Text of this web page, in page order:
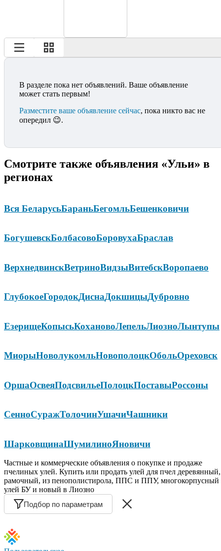
В разделе пока нет объявлений. Ваше объявление
может стать первым!
Разместите ваше объявление сейчас, пока никто вас не
опередил 😉.
Смотрите также объявления «Ульи» в
регионах
Вся БеларусьБараньБегомльБешенковичи
БогушевскБолбасовоБоровухаБраслав
ВерхнедвинскВетриноВидзыВитебскВоропаево
ГлубокоеГородокДиснаДокшицыДубровно
ЕзерищеКопысьКохановоЛепельЛиозноЛынтупы
МиорыНоволукомльНовополоцкОбольОреховск
ОршаОсвеяПодсвильеПолоцкПоставыРоссоны
СенноСуражТолочинУшачиЧашники
ШарковщинаШумилиноЯновичи
Частные и коммерческие объявления о покупке и продаже
пчелиных улей. Купить или продать улей для пчел деревянный,
рамочный, из пенополистирола, ППС и ППУ, многокорпусный
улей БУ и новый в Лиозно
Подбор по параметрам